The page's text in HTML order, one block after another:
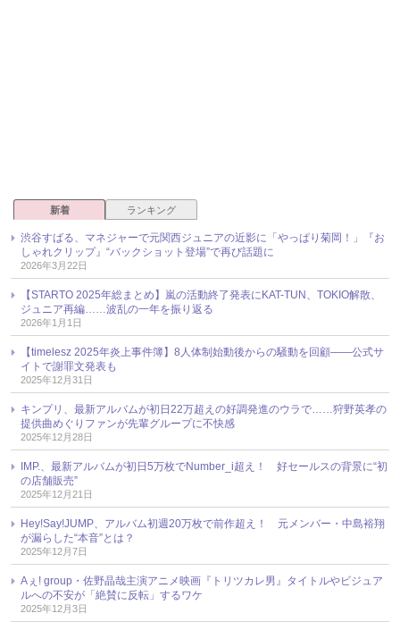
新着 ランキング
渋谷すばる、マネジャーで元関西ジュニアの近影に「やっぱり菊岡！」『お
しゃれクリップ』“バックショット登場”で再び話題に
2026年3月22日
【STARTO 2025年総まとめ】嵐の活動終了発表にKAT-TUN、TOKIO解散、
ジュニア再編……波乱の一年を振り返る
2026年1月1日
【timelesz 2025年炎上事件簿】8人体制始動後からの騒動を回顧――公式サ
イトで謝罪文発表も
2025年12月31日
キンプリ、最新アルバムが初日22万超えの好調発進のウラで……狩野英孝の
提供曲めぐりファンが先輩グループに不快感
2025年12月28日
IMP.、最新アルバムが初日5万枚でNumber_i超え！ 好セールスの背景に“初
の店舗販売”
2025年12月21日
Hey!Say!JUMP、アルバム初週20万枚で前作超え！ 元メンバー・中島裕翔
が漏らした“本音”とは？
2025年12月7日
Aぇ! group・佐野晶哉主演アニメ映画『トリツカレ男』タイトルやビジュア
ルへの不安が「絶賛に反転」するワケ
2025年12月3日